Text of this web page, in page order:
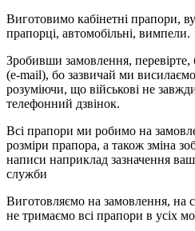
Виготовимо кабінетні прапори,
прапорці, автомобільні, вимпели.
Зробивши замовлення,
(e-mail), бо зазвичай ми
розуміючи, що військові не
телефонний дзвінок.
Всі прапори ми робимо на
розміри прапора, а також зміна
написи наприклад зазначення
служби
Виготовляємо на замовлення, на
не тримаємо всі прапори в усіх